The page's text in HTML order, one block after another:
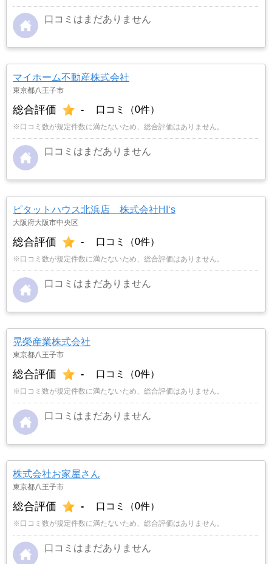
口コミはまだありません
マイホーム不動産株式会社
東京都八王子市
総合評価 - 口コミ（0件）
※口コミ数が規定件数に満たないため、総合評価はありません。
口コミはまだありません
ピタットハウス北浜店 株式会社HI‘s
大阪府大阪市中央区
総合評価 - 口コミ（0件）
※口コミ数が規定件数に満たないため、総合評価はありません。
口コミはまだありません
晃榮産業株式会社
東京都八王子市
総合評価 - 口コミ（0件）
※口コミ数が規定件数に満たないため、総合評価はありません。
口コミはまだありません
株式会社お家屋さん
東京都八王子市
総合評価 - 口コミ（0件）
※口コミ数が規定件数に満たないため、総合評価はありません。
口コミはまだありません